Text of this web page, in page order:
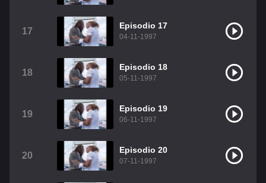
17
Episodio 17
04-11-1997
18
Episodio 18
05-11-1997
19
Episodio 19
06-11-1997
20
Episodio 20
07-11-1997